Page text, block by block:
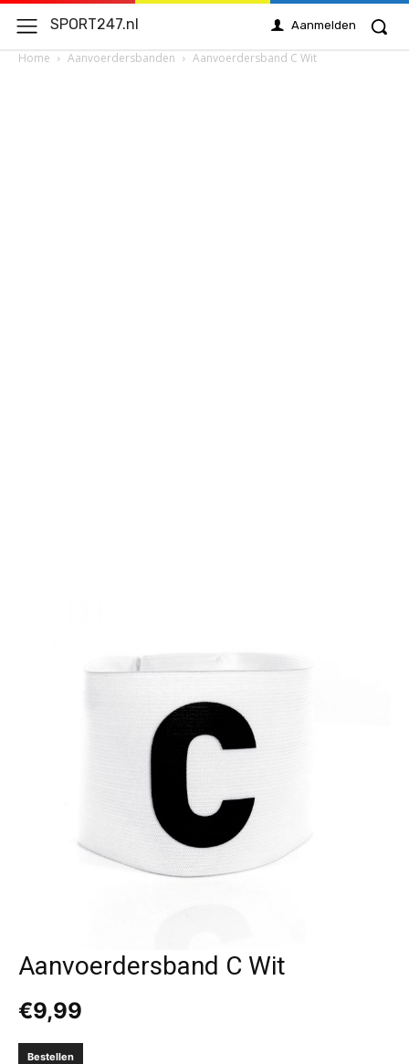
SPORT247.nl Aanmelden
Home Aanvoerdersbanden Aanvoerdersband C Wit
Aanvoerdersband C Wit
€9,99
Bestellen